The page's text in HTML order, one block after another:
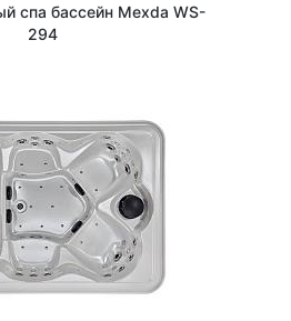
спа бассейн Mexda WS-
294